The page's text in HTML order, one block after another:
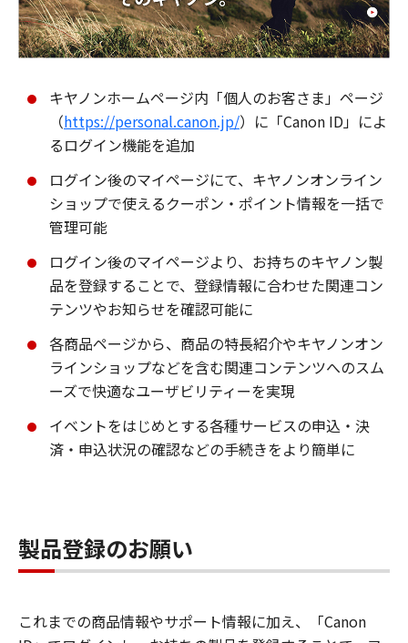
キヤノンホームページ内「個人のお客さま」ページ
（https://personal.canon.jp/）に「Canon ID」によ
るログイン機能を追加
ログイン後のマイページにて、キヤノンオンライン
ショップで使えるクーポン・ポイント情報を一括で
管理可能
ログイン後のマイページより、お持ちのキヤノン製
品を登録することで、登録情報に合わせた関連コン
テンツやお知らせを確認可能に
各商品ページから、商品の特長紹介やキヤノンオン
ラインショップなどを含む関連コンテンツへのスム
ーズで快適なユーザビリティーを実現
イベントをはじめとする各種サービスの申込・決
済・申込状況の確認などの手続きをより簡単に
製品登録のお願い
これまでの商品情報やサポート情報に加え、「Canon